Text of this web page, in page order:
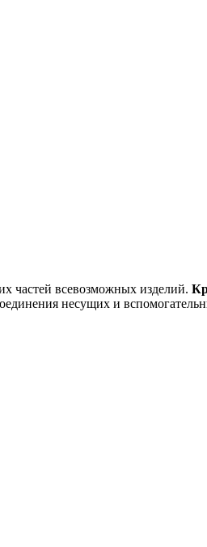
частей всевозможных изделий.
несущих и